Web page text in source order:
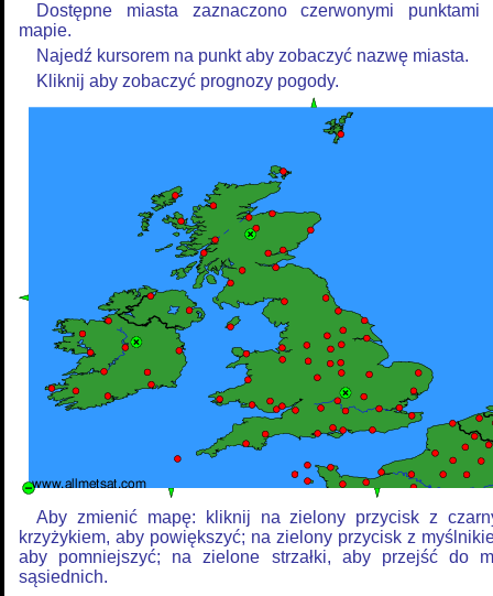
Dostępne miasta zaznaczono czerwonymi punktami
mapie.
Najedź kursorem na punkt aby zobaczyć nazwę miasta.
Kliknij aby zobaczyć prognozy pogody.
Aby zmienić mapę: kliknij na zielony przycisk z
krzyżykiem, aby powiększyć; na zielony przycisk z
aby pomniejszyć; na zielone strzałki, aby przejść do
sąsiednich.